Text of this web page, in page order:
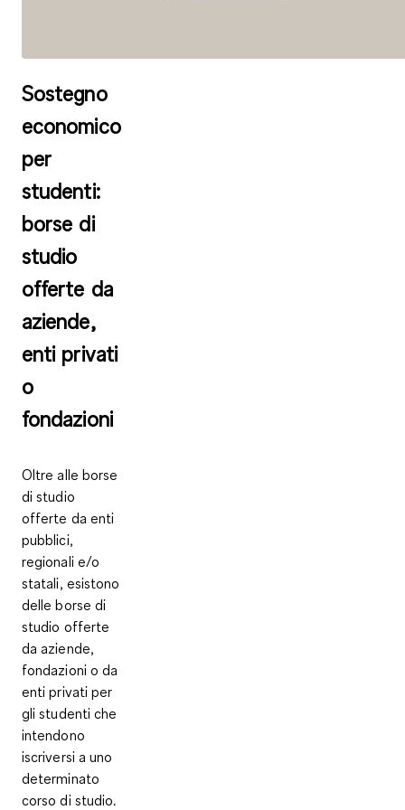
Sostegno
economico
per
studenti:
borse di
studio
offerte da
aziende,
enti privati
o
fondazioni
Oltre alle borse
di studio
offerte da enti
pubblici,
regionali e/o
statali, esistono
delleborse di
studio offerte
da aziende,
fondazioni o da
enti privatiper
gli studenti che
intendono
iscriversi a uno
determinato
corso di studio.